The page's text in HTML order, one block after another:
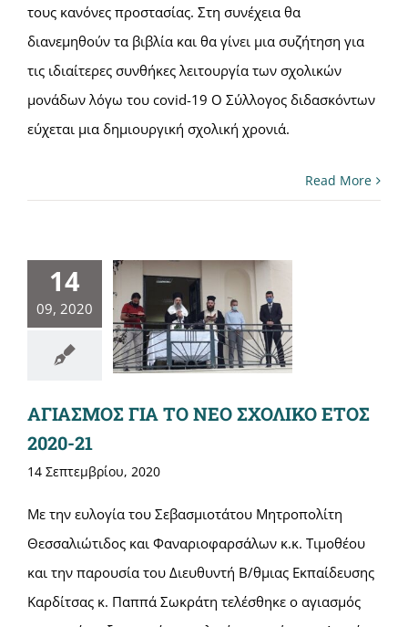
τους κανόνες προστασίας. Στη συνέχεια θα
διανεμηθούν τα βιβλία και θα γίνει μια συζήτηση για
τις ιδιαίτερες συνθήκες λειτουργία των σχολικών
μονάδων λόγω του covid-19 Ο Σύλλογος διδασκόντων
εύχεται μια δημιουργική σχολική χρονιά.
Read More
14
09, 2020
ΑΓΙΑΣΜΟΣ ΓΙΑ ΤΟ ΝΕΟ ΣΧΟΛΙΚΟ ΕΤΟΣ
2020-21
14 Σεπτεμβρίου, 2020
Με την ευλογία του Σεβασμιοτάτου Μητροπολίτη
Θεσσαλιώτιδος και Φαναριοφαρσάλων κ.κ. Τιμοθέου
και την παρουσία του Διευθυντή Β/θμιας Εκπαίδευσης
Καρδίτσας κ. Παππά Σωκράτη τελέσθηκε ο αγιασμός